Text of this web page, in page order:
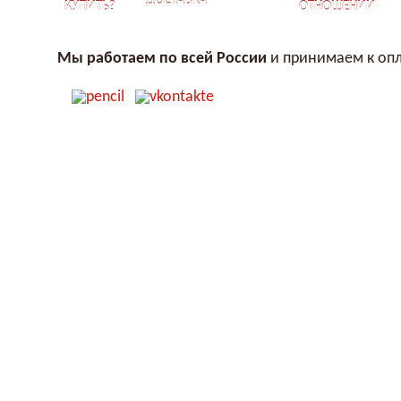
КУПИТЬ?
ОТНОШЕНИЙ
Мы работаем по всей России и принимаем к